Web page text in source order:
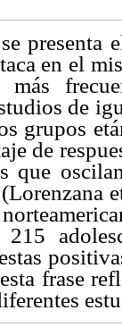
se presenta
en el
más
de
grupos
de
que
frase